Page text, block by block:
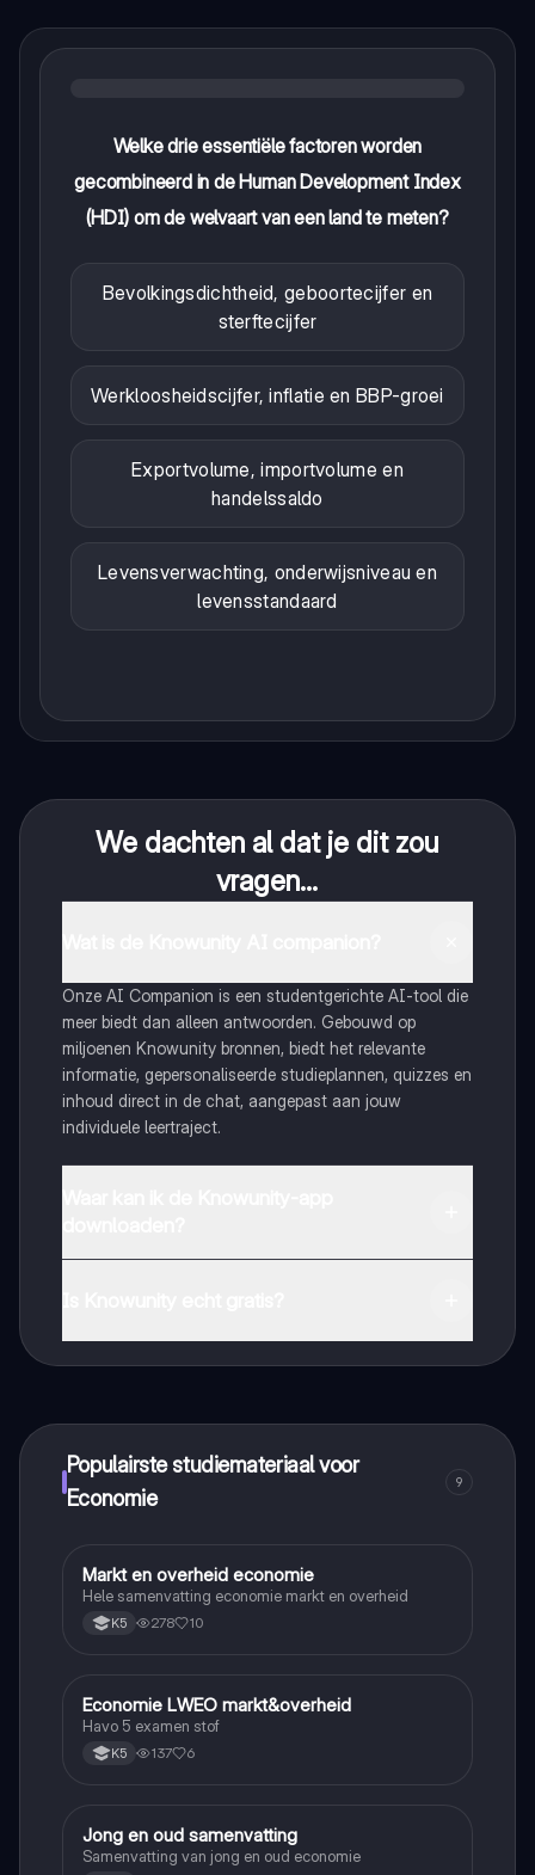
Welke drie essentiële factoren worden
gecombineerd in de Human Development Index
(HDI) om de welvaart van een land te meten?
Bevolkingsdichtheid, geboortecijfer en
sterftecijfer
Werkloosheidscijfer, inflatie en BBP-groei
Exportvolume, importvolume en
handelssaldo
Levensverwachting, onderwijsniveau en
levensstandaard
We dachten al dat je dit zou
vragen...
Onze AI Companion is een studentgerichte AI-tool die
meer biedt dan alleen antwoorden. Gebouwd op
miljoenen Knowunity bronnen, biedt het relevante
informatie, gepersonaliseerde studieplannen, quizzes en
inhoud direct in de chat, aangepast aan jouw
individuele leertraject.
Populairste studiemateriaal voor
Economie
9
Economie
Markt en overheid economie
Hele samenvatting economie markt en overheid
K5 278 10
Economie
Economie LWEO markt&overheid
Havo 5 examen stof
K5 137 6
Economie
Jong en oud samenvatting
Samenvatting van jong en oud economie